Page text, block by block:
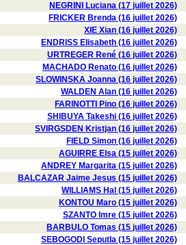
NEGRINI Luciana (17 juillet 2026)
FRICKER Brenda (16 juillet 2026)
XIE Xian (16 juillet 2026)
ENDRISS Elisabeth (16 juillet 2026)
URTREGER René (16 juillet 2026)
MACHADO Renato (16 juillet 2026)
SLOWINSKA Joanna (16 juillet 2026)
WALDEN Alan (16 juillet 2026)
FARINOTTI Pino (16 juillet 2026)
SHIBUYA Takeshi (16 juillet 2026)
SVIRGSDEN Kristjan (16 juillet 2026)
FIELD Simon (16 juillet 2026)
AGUIRRE Elsa (15 juillet 2026)
ANDREY Margarita (15 juillet 2026)
BALCAZAR Jaime Jesus (15 juillet 2026)
WILLIAMS Hal (15 juillet 2026)
KONTOU Maro (15 juillet 2026)
SZANTO Imre (15 juillet 2026)
BARBULO Tomas (15 juillet 2026)
SEBOGODI Seputla (15 juillet 2026)